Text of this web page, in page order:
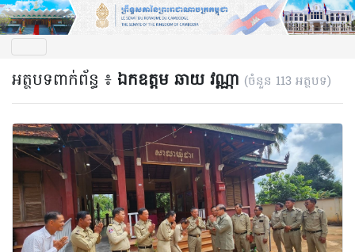
អត្ថបទពាក់ព័ន្ធ ៖ ឯកឧត្តម ឆាយ វណ្ណា (ចំនួន 113 អត្ថបទ)